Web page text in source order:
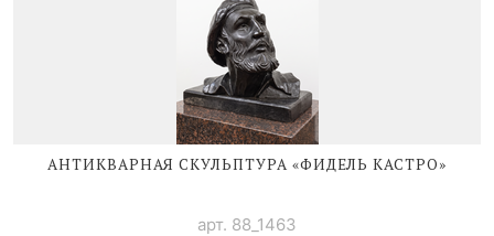
АНТИКВАРНАЯ СКУЛЬПТУРА «ФИДЕЛЬ КАСТРО»
арт. 88_1463